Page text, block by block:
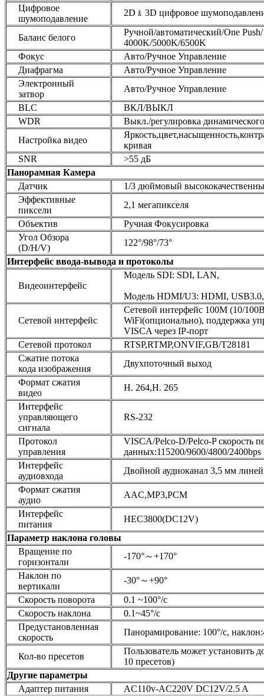
Цифровое
шумоподавление
2D﹠3D цифровое
Баланс белого
Ручной/автоматический/One
4000K/5000K/6500K
Фокус
Авто/Ручное Управление
Диафрагма
Авто/Ручное Управление
Электронный
затвор
Авто/Ручное Управление
BLC
ВКЛ/ВЫКЛ
WDR
Выкл./регулировка
Настройка видео
кривая
SNR
>55 дБ
Панорамная Камера
Датчик
1/3 дюймовый
Эффективные
пиксели
2,1 мегапикселя
Объектив
Ручная Фокусировка
Угол Обзора
(D/H/V)
122°/98°/73°
Интерфейс ввода-вывода и протоколы
Видеоинтерфейс
Модель SDI: SDI, LAN,
Модель HDMI/U3: HDMI,
Сетевой интерфейс
Сетевой интерфейс 100M (10/
WiFi(опционально), поддержка
VISCA через IP-порт
Сетевой протокол
RTSP,RTMP,ONVIF,GB/T28181
Сжатие потока
кода изображения
Двухпоточный выход
Формат сжатия
видео
H. 264,H. 265
Интерфейс
управляющего
сигнала
RS-232
Протокол
управления
VISCA/Pelco-D/Pelco-P скорость
данных:115200/9600/4800/2400bps
Интерфейс
аудиовхода
Двойной аудиоканал 3,5 мм
Формат сжатия
аудио
AAC,MP3,PCM
Интерфейс
питания
HEC3800(DC12V)
Параметр наклона головы
Вращение по
горизонтали
-170°～+170°
Наклон по
вертикали
-30°～+90°
Скорость поворота
0.1 ~100°/с
Скорость наклона
0.1~45°/с
Предустановленная
скорость
Панорамирование: 100°/с,
Кол-во пресетов
Пользователь может установить
10 пресетов)
Другие параметры
Адаптер питания
AC110v-AC220V DC12V/2.5 A